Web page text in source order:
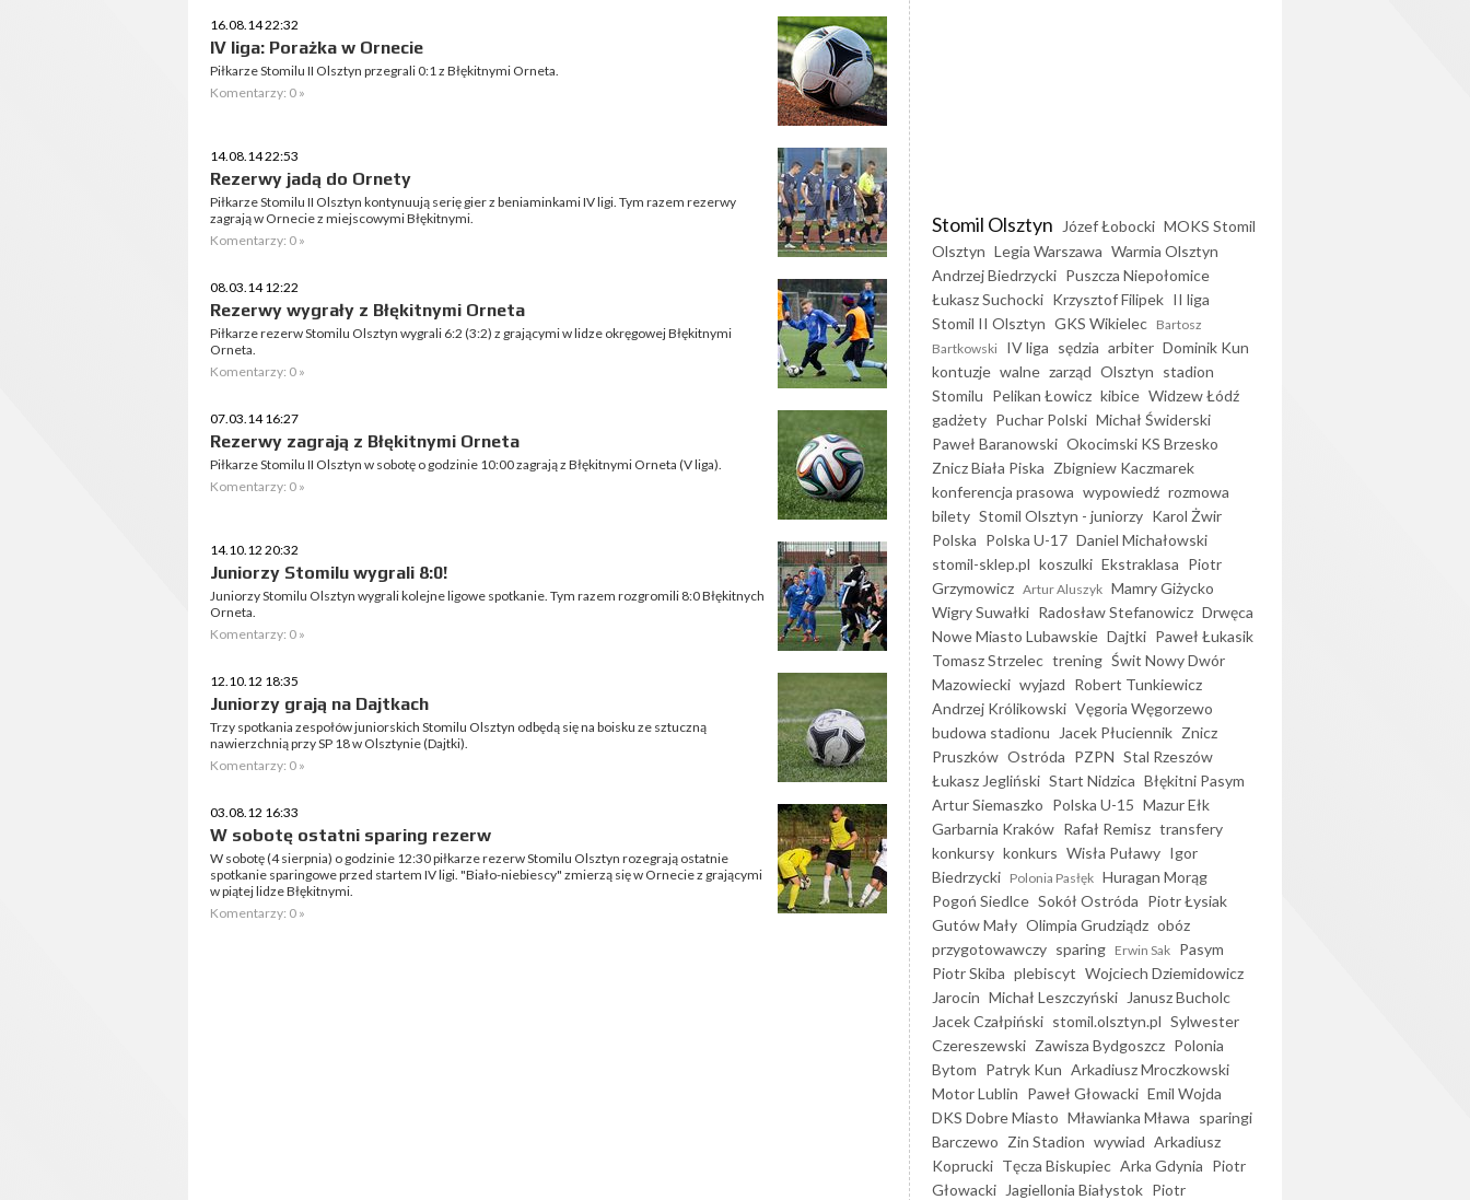
16.08.14 22:32
IV liga: Porażka w Ornecie
Piłkarze Stomilu II Olsztyn przegrali 0:1 z Błękitnymi Orneta.
Komentarzy: 0 »
14.08.14 22:53
Rezerwy jadą do Ornety
Piłkarze Stomilu II Olsztyn kontynuują serię gier z beniaminkami IV ligi. Tym razem rezerwy
zagrają w Ornecie z miejscowymi Błękitnymi.
Komentarzy: 0 »
08.03.14 12:22
Rezerwy wygrały z Błękitnymi Orneta
Piłkarze rezerw Stomilu Olsztyn wygrali 6:2 (3:2) z grającymi w lidze okręgowej Błękitnymi
Orneta.
Komentarzy: 0 »
07.03.14 16:27
Rezerwy zagrają z Błękitnymi Orneta
Piłkarze Stomilu II Olsztyn w sobotę o godzinie 10:00 zagrają z Błękitnymi Orneta (V liga).
Komentarzy: 0 »
14.10.12 20:32
Juniorzy Stomilu wygrali 8:0!
Juniorzy Stomilu Olsztyn wygrali kolejne ligowe spotkanie. Tym razem rozgromili 8:0 Błękitnych
Orneta.
Komentarzy: 0 »
12.10.12 18:35
Juniorzy grają na Dajtkach
Trzy spotkania zespołów juniorskich Stomilu Olsztyn odbędą się na boisku ze sztuczną
nawierzchnią przy SP 18 w Olsztynie (Dajtki).
Komentarzy: 0 »
03.08.12 16:33
W sobotę ostatni sparing rezerw
W sobotę (4 sierpnia) o godzinie 12:30 piłkarze rezerw Stomilu Olsztyn rozegrają ostatnie
spotkanie sparingowe przed startem IV ligi. "Biało-niebiescy" zmierzą się w Ornecie z grającymi
w piątej lidze Błękitnymi.
Komentarzy: 0 »
Stomil Olsztyn Józef Łobocki MOKS Stomil
Olsztyn Legia Warszawa Warmia Olsztyn
Andrzej Biedrzycki Puszcza Niepołomice
Łukasz Suchocki Krzysztof Filipek II liga
Stomil II Olsztyn GKS Wikielec Bartosz
Bartkowski IV liga sędzia arbiter Dominik Kun
kontuzje walne zarząd Olsztyn stadion
Stomilu Pelikan Łowicz kibice Widzew Łódź
gadżety Puchar Polski Michał Świderski
Paweł Baranowski Okocimski KS Brzesko
Znicz Biała Piska Zbigniew Kaczmarek
konferencja prasowa wypowiedź rozmowa
bilety Stomil Olsztyn - juniorzy Karol Żwir
Polska Polska U-17 Daniel Michałowski
stomil-sklep.pl koszulki Ekstraklasa Piotr
Grzymowicz Artur Aluszyk Mamry Giżycko
Wigry Suwałki Radosław Stefanowicz Drwęca
Nowe Miasto Lubawskie Dajtki Paweł Łukasik
Tomasz Strzelec trening Świt Nowy Dwór
Mazowiecki wyjazd Robert Tunkiewicz
Andrzej Królikowski Vęgoria Węgorzewo
budowa stadionu
Jacek Płuciennik Znicz
Pruszków Ostróda PZPN Stal Rzeszów
Łukasz Jegliński Start Nidzica Błękitni Pasym
Artur Siemaszko Polska U-15 Mazur Ełk
Garbarnia Kraków Rafał Remisz transfery
konkursy konkurs Wisła Puławy Igor
Biedrzycki Polonia Pasłęk Huragan Morąg
Pogoń Siedlce Sokół Ostróda Piotr Łysiak
Gutów Mały Olimpia Grudziądz obóz
przygotowawczy sparing Erwin Sak Pasym
Piotr Skiba plebiscyt Wojciech Dziemidowicz
Jarocin Michał Leszczyński
Janusz Bucholc
Jacek Czałpiński stomil.olsztyn.pl Sylwester
Czereszewski Zawisza Bydgoszcz Polonia
Bytom Patryk Kun Arkadiusz Mroczkowski
Motor Lublin Paweł Głowacki Emil Wojda
DKS Dobre Miasto Mławianka Mława sparingi
Barczewo Zin Stadion wywiad Arkadiusz
Koprucki Tęcza Biskupiec Arka Gdynia Piotr
Głowacki
Jagiellonia Białystok Piotr